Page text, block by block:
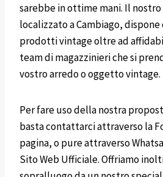
sarebbe in ottime mani. Il nostro
localizzato a Cambiago,
prodotti vintage oltre ad
team di magazzinieri che si
vostro arredo o oggetto vintage.
Per fare uso della nostra
basta contattarci attraverso la
pagina, o pure attraverso
Sito Web Ufficiale. Offriamo